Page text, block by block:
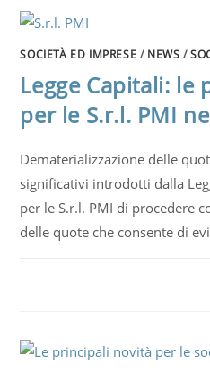
SOCIETÀ ED IMPRESE / NEWS /
Legge Capitali:
per le S.r.l. PMI
Dematerializzazione delle
significativi introdotti dalla
per le S.r.l. PMI di procedere
delle quote che consente di